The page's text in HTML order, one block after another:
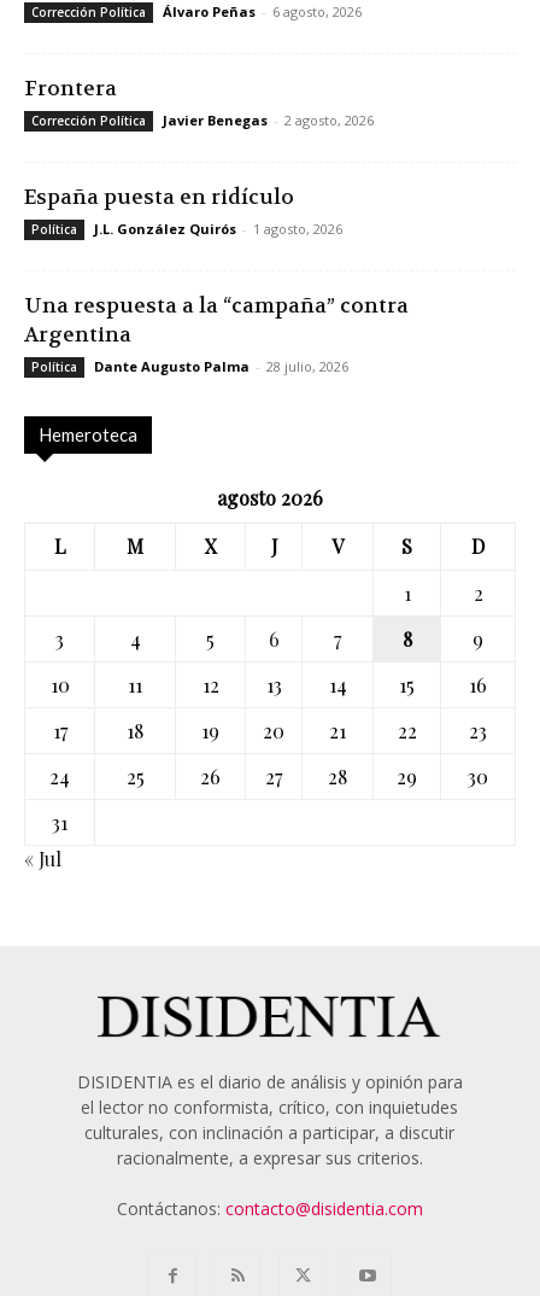
Corrección Política Álvaro Peñas - 6 agosto, 2026
Frontera
Corrección Política Javier Benegas - 2 agosto, 2026
España puesta en ridículo
Política J.L. González Quirós - 1 agosto, 2026
Una respuesta a la “campaña” contra
Argentina
Política Dante Augusto Palma - 28 julio, 2026
Hemeroteca
agosto 2026
L
M X J V S
D
1
2
3
4 5 6 7 8
9
10
11 12 13 14 15
16
17
18 19 20 21 22
23
24
25 26 27 28 29
30
31
« Jul
DISIDENTIA es el diario de análisis y opinión para
el lector no conformista, crítico, con inquietudes
culturales, con inclinación a participar, a discutir
racionalmente, a expresar sus criterios.
Contáctanos: contacto@disidentia.com